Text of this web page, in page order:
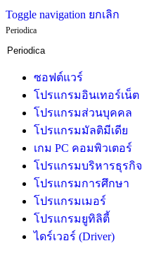
Toggle navigation ยกเลิก
Periodica
ซอฟต์แวร์
โปรแกรมอินเทอร์เน็ต
โปรแกรมส่วนบุคคล
โปรแกรมมัลติมีเดีย
เกม PC คอมพิวเตอร์
โปรแกรมบริหารธุรกิจ
โปรแกรมการศึกษา
โปรแกรมเมอร์
โปรแกรมยูทิลิตี้
ไดร์เวอร์ (Driver)